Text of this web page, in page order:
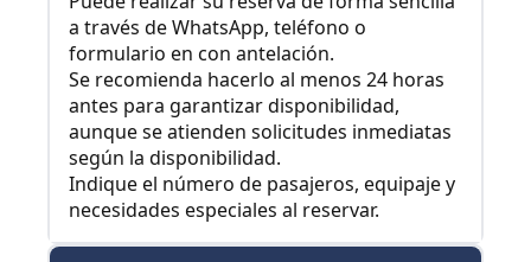
a través de WhatsApp, teléfono o
formulario en con antelación.
Se recomienda hacerlo al menos 24 horas
antes para garantizar disponibilidad,
aunque se atienden solicitudes inmediatas
según la disponibilidad.
Indique el número de pasajeros, equipaje y
necesidades especiales al reservar.